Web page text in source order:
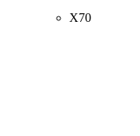
X70